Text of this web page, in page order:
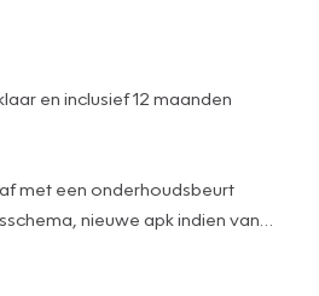
en inclusief 12 maanden
met een onderhoudsbeurt
nieuwe apk indien van
binnen en buiten
nodig nieuw matten set,